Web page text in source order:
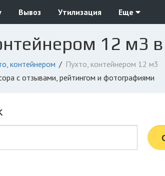
Вывоз Утилизация Еще
12 м3 в
контейнером
Пухто, контейнером 12 м3
с отзывами, рейтингом и фотографиями